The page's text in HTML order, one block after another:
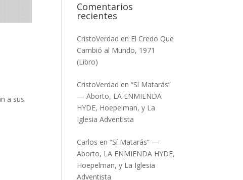
a sus
Comentarios
recientes
CristoVerdad en El Credo Que
Cambió al Mundo, 1971
(Libro)
CristoVerdad en“Sí Matarás”
— Aborto, LA ENMIENDA
HYDE, Hoepelman, y La
Iglesia Adventista
Carlos en“Sí Matarás” —
Aborto, LA ENMIENDA HYDE,
Hoepelman, y La Iglesia
Adventista